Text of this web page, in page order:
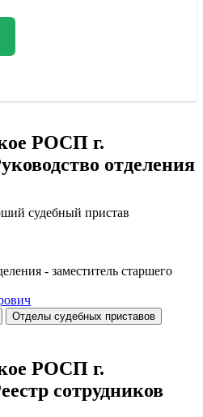
РОСП г.
отделения
судебный пристав
- заместитель старшего
Отделы судебных приставов
РОСП г.
сотрудников